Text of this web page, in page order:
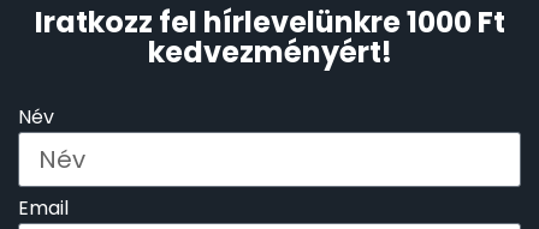
Iratkozz fel hírlevelünkre 1000 Ft
kedvezményért!
Név
Email